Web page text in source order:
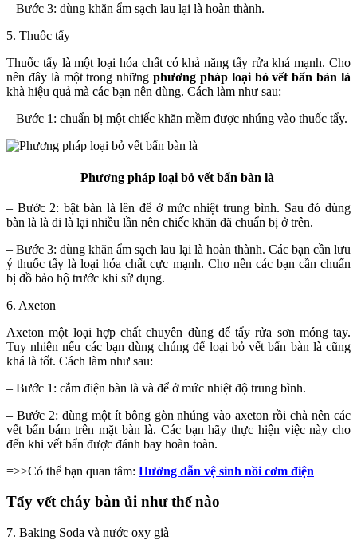
– Bước 3: dùng khăn ẩm sạch lau lại là hoàn thành.
5. Thuốc tẩy
Thuốc tẩy là một loại hóa chất có khả năng tẩy rửa khá mạnh. Cho
nên đây là một trong nhữngphương pháp loại bỏ vết bẩn bàn là
khà hiệu quả mà các bạn nên dùng. Cách làm như sau:
– Bước 1: chuẩn bị một chiếc khăn mềm được nhúng vào thuốc tẩy.
Phương pháp loại bỏ vết bẩn bàn là
– Bước 2: bật bàn là lên để ở mức nhiệt trung bình. Sau đó dùng
bàn là là đi là lại nhiều lần nên chiếc khăn đã chuẩn bị ở trên.
– Bước 3: dùng khăn ẩm sạch lau lại là hoàn thành. Các bạn cần lưu
ý thuốc tẩy là loại hóa chất cực mạnh. Cho nên các bạn cần chuẩn
bị đồ bảo hộ trước khi sử dụng.
6. Axeton
Axeton một loại hợp chất chuyên dùng để tẩy rửa sơn móng tay.
Tuy nhiên nếu các bạn dùng chúng để loại bỏ vết bẩn bàn là cũng
khá là tốt. Cách làm như sau:
– Bước 1: cắm điện bàn là và để ở mức nhiệt độ trung bình.
– Bước 2: dùng một ít bông gòn nhúng vào axeton rồi chà nên các
vết bẩn bám trên mặt bàn là. Các bạn hãy thực hiện việc này cho
đến khi vết bẩn được đánh bay hoàn toàn.
=>>Có thể bạn quan tâm: Hướng dẫn vệ sinh nồi cơm điện
Tẩy vết cháy bàn ủi như thế nào
7. Baking Soda và nước oxy già